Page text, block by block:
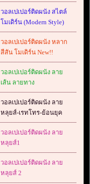
วอลเปเปอร์ติดผนัง สไตล์
โมเดิร์น (Modern Style)
วอลเปเปอร์ติดผนัง หลาก
สีสัน โมเดิร์น New!!
วอลเปเปอร์ติดผนัง ลาย
เส้น ลายทาง
วอลเปเปอร์ติดผนัง ลาย
หลุยส์-เรทโทร-ย้อนยุค
วอลเปเปอร์ติดผนัง ลาย
หลุยส์1
วอลเปเปอร์ติดผนัง ลาย
หลุยส์ 2